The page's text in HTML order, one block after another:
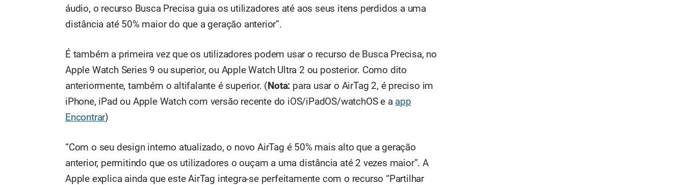
áudio, o recurso Busca Precisa guia os utilizadores até aos seus itens perdidos a uma
distância até 50% maior do que a geração anterior”.
É também a primeira vez que os utilizadores podem usar o recurso de Busca Precisa, no
Apple Watch Series 9 ou superior, ou Apple Watch Ultra 2 ou posterior. Como dito
anteriormente, também o altifalante é superior. ( Nota: para usar o AirTag 2, é preciso im
iPhone, iPad ou Apple Watch com versão recente do iOS/iPadOS/watchOS e a app
Encontrar)
“Com o seu design interno atualizado, o novo AirTag é 50% mais alto que a geração
anterior, permitindo que os utilizadores o ouçam a uma distância até 2 vezes maior”. A
Apple explica ainda que este AirTag integra-se perfeitamente com o recurso “Partilhar